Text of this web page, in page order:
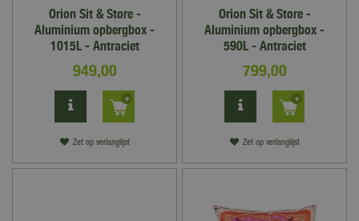
Orion Sit & Store -
Aluminium opbergbox -
1015L - Antraciet
949,00
Zet op verlanglijst
Orion Sit & Store -
Aluminium opbergbox -
590L - Antraciet
799,00
Zet op verlanglijst